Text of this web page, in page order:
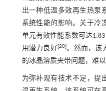
出一种低温多效再生热泵
系统性能的影响。关于冷
单元有效性能系数可达
用潜力良好[20]。然而，该
的冰晶溶质夹带问题，难
为弥补现有技术不足，提